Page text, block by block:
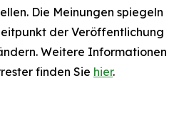
Die Meinungen spiegeln
der Veröffentlichung
Weitere Informationen
finden Sie hier.